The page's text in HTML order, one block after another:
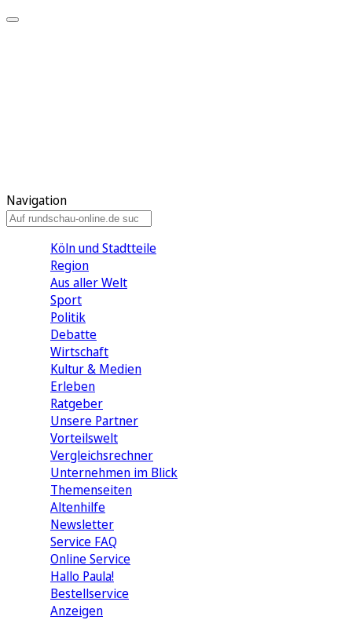
Navigation
Köln und Stadtteile
Region
Aus aller Welt
Sport
Politik
Debatte
Wirtschaft
Kultur & Medien
Erleben
Ratgeber
Unsere Partner
Vorteilswelt
Vergleichsrechner
Unternehmen im Blick
Themenseiten
Altenhilfe
Newsletter
Service FAQ
Online Service
Hallo Paula!
Bestellservice
Anzeigen